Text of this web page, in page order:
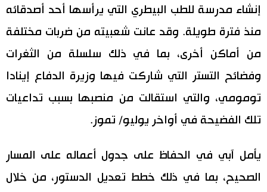
إعلان
إنشاء مدرسة للطب البيطري التي يرأسها أحد أصدقائه
منذ فترة طويلة. وقد عانت شعبيته من ضربات مختلفة
من أماكن أخرى، بما في ذلك سلسلة من الثغرات
وفضائح التستر التي شاركت فيها وزيرة الدفاع إينادا
تومومي، والتي استقالت من منصبها بسبب تداعيات
تلك الفضيحة في أواخر يوليو/ تموز.
يأمل آبي في الحفاظ على جدول أعماله على المسار
الصحيح، بما في ذلك خطط تعديل الدستور، من خلال